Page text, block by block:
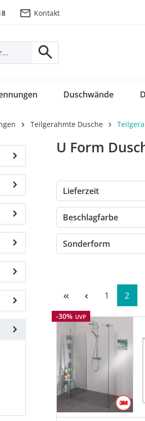
Kontakt
Duschwände
Teilgerahmte Dusche
U Form
Lieferzeit
Beschlagfarbe
Sonderform
Seite
1 Seite
2
Rabatt
-30% UVP